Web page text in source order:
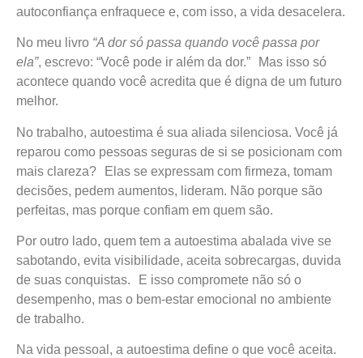
autoconfiança enfraquece e, com isso, a vida desacelera.
No meu livro “A dor só passa quando você passa por
ela”, escrevo: “Você pode ir além da dor.” Mas isso só
acontece quando você acredita que é digna de um futuro
melhor.
No trabalho, autoestima é sua aliada silenciosa. Você já
reparou como pessoas seguras de si se posicionam com
mais clareza? Elas se expressam com firmeza, tomam
decisões, pedem aumentos, lideram. Não porque são
perfeitas, mas porque confiam em quem são.
Por outro lado, quem tem a autoestima abalada vive se
sabotando, evita visibilidade, aceita sobrecargas, duvida
de suas conquistas. E isso compromete não só o
desempenho, mas o bem-estar emocional no ambiente
de trabalho.
Na vida pessoal, a autoestima define o que você aceita.